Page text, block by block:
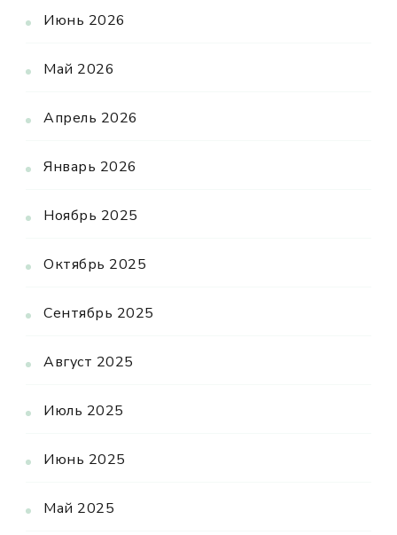
Июнь 2026
Май 2026
Апрель 2026
Январь 2026
Ноябрь 2025
Октябрь 2025
Сентябрь 2025
Август 2025
Июль 2025
Июнь 2025
Май 2025